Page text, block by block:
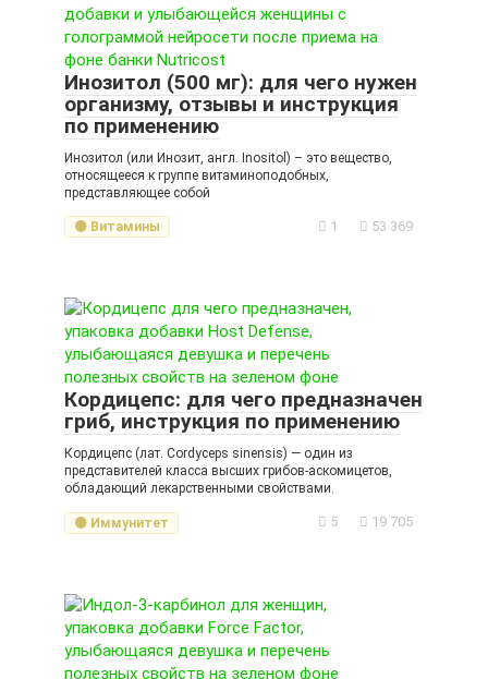
Инозитол (500 мг): для чего нужен
организму, отзывы и инструкция
по применению
Инозитол (или Инозит, англ. Inositol) – это вещество,
относящееся к группе витаминоподобных,
представляющее собой
🟡 Витамины 1 53 369
Кордицепс: для чего предназначен
гриб, инструкция по применению
Кордицепс (лат. Cordyceps sinensis) — один из
представителей класса высших грибов-аскомицетов,
обладающий лекарственными свойствами.
🟡 Иммунитет 5 19 705